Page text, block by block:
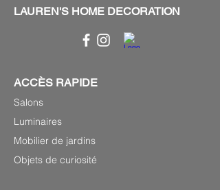
LAUREN'S HOME DECORATION
ACCÈS RAPIDE
Salons
Luminaires
Mobilier de jardins
Objets de curiosité